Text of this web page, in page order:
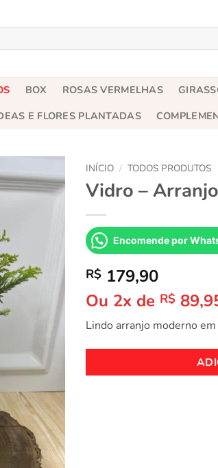
BOX ROSAS VERMELHAS
E FLORES PLANTADAS
INÍCIO / TODOS PRODUTOS
Vidro –
Encomende por
R$ 179,90
Ou 2x de R$
Lindo arranjo moderno